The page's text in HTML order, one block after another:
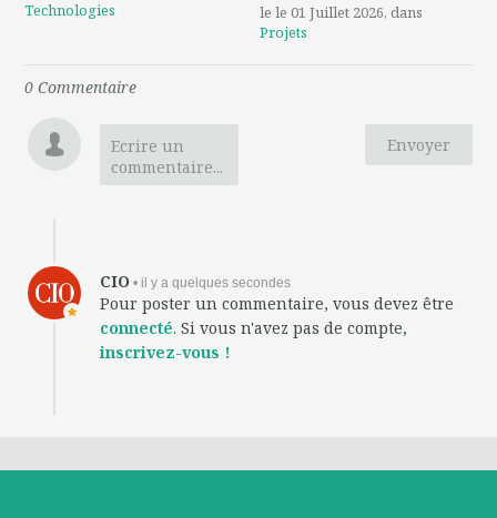
Technologies
le le 01 Juillet 2026, dans
Projets
0 Commentaire
Envoyer
Ecrire un
commentaire...
CIO • il y a quelques secondes
Pour poster un commentaire, vous devez être
connecté. Si vous n'avez pas de compte,
inscrivez-vous !